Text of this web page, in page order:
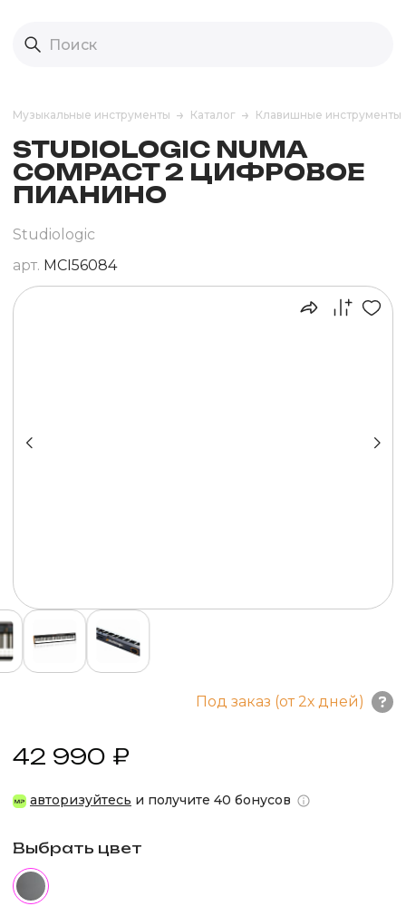
Музыкальные инструменты Каталог Клавишные инструменты
STUDIOLOGIC NUMA
COMPACT 2 ЦИФРОВОЕ
ПИАНИНО
Studiologic
арт. MCI56084
Под заказ (от 2х дней)
42 990 ₽
авторизуйтесь и получите 40 бонусов
Выбрать цвет